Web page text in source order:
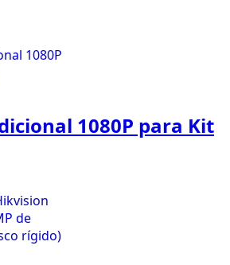
1080P para Kit